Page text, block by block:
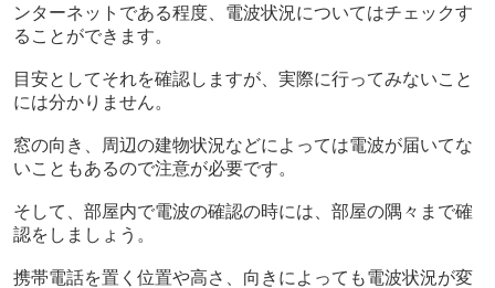
ンターネットである程度、電波状況についてはチェックす
ることができます。
目安としてそれを確認しますが、実際に行ってみないこと
には分かりません。
窓の向き、周辺の建物状況などによっては電波が届いてな
いこともあるので注意が必要です。
そして、部屋内で電波の確認の時には、部屋の隅々まで確
認をしましょう。
携帯電話を置く位置や高さ、向きによっても電波状況が変